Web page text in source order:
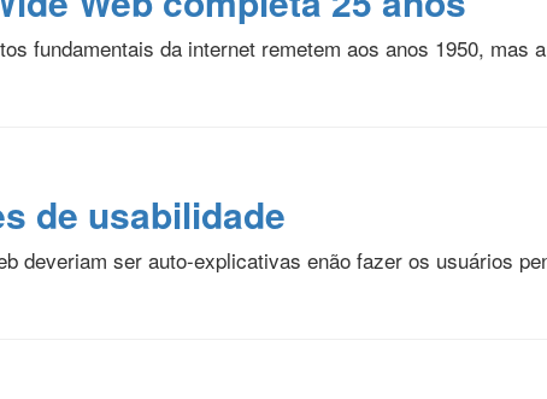
fundamentais da internet remetem aos anos 1950,
de usabilidade
deveriam ser auto-explicativas enão fazer os usuários